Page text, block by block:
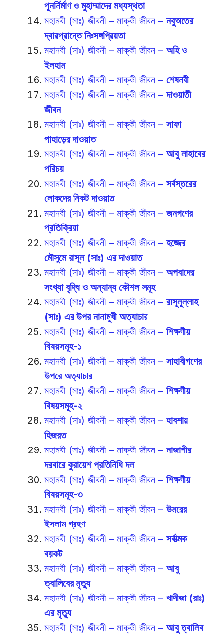
পুনর্নির্মাণ ও মুহাম্মাদের মধ্যস্থতা
মহানবী (সাঃ) জীবনী – মাক্কী জীবন – নবুঅতের
দ্বারপ্রান্তে নিঃসঙ্গপ্রিয়তা
মহানবী (সাঃ) জীবনী – মাক্কী জীবন – অহি ও
ইলহাম
মহানবী (সাঃ) জীবনী – মাক্কী জীবন – শেষনবী
মহানবী (সাঃ) জীবনী – মাক্কী জীবন –দাওয়াতী
জীবন
মহানবী (সাঃ) জীবনী – মাক্কী জীবন – সাফা
পাহাড়ের দাওয়াত
মহানবী (সাঃ) জীবনী – মাক্কী জীবন – আবু লাহাবের
পরিচয়
মহানবী (সাঃ) জীবনী – মাক্কী জীবন – সর্বস্তরের
লোকদের নিকট দাওয়াত
মহানবী (সাঃ) জীবনী – মাক্কী জীবন – জনগণের
প্রতিক্রিয়া
মহানবী (সাঃ) জীবনী – মাক্কী জীবন – হজ্জের
মৌসুমে রাসূল (সাঃ) এর দাওয়াত
মহানবী (সাঃ) জীবনী – মাক্কী জীবন – অপবাদের
সংখ্যা বৃদ্ধি ও অন্যান্য কৌশল সমূহ
মহানবী (সাঃ) জীবনী – মাক্কী জীবন – রাসূলুল্লাহ
(সাঃ) এর উপর নানামুখী অত্যাচার
মহানবী (সাঃ) জীবনী – মাক্কী জীবন – শিক্ষণীয়
বিষয়সমূহ-১
মহানবী (সাঃ) জীবনী – মাক্কী জীবন – সাহাবীগণের
উপরে অত্যাচার
মহানবী (সাঃ) জীবনী – মাক্কী জীবন – শিক্ষণীয়
বিষয়সমূহ-২
মহানবী (সাঃ) জীবনী – মাক্কী জীবন – হাবশায়
হিজরত
মহানবী (সাঃ) জীবনী – মাক্কী জীবন – নাজাশীর
দরবারে কুরায়েশ প্রতিনিধি দল
মহানবী (সাঃ) জীবনী – মাক্কী জীবন – শিক্ষণীয়
বিষয়সমূহ-৩
মহানবী (সাঃ) জীবনী – মাক্কী জীবন – উমরের
ইসলাম গ্রহণ
মহানবী (সাঃ) জীবনী – মাক্কী জীবন – সর্বাত্মক
বয়কট
মহানবী (সাঃ) জীবনী – মাক্কী জীবন – আবু
ত্বালিবের মৃত্যু
মহানবী (সাঃ) জীবনী – মাক্কী জীবন – খাদীজা (রাঃ)
এর মৃত্যু
মহানবী (সাঃ) জীবনী – মাক্কী জীবন – আবু ত্বালিব